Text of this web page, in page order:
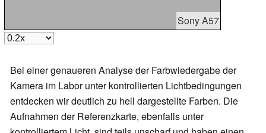
Sony A57
Bei einer genaueren Analyse der Farbwiedergabe der
Kamera im Labor unter kontrollierten Lichtbedingungen
entdecken wir deutlich zu hell dargestellte Farben. Die
Aufnahmen der Referenzkarte, ebenfalls unter